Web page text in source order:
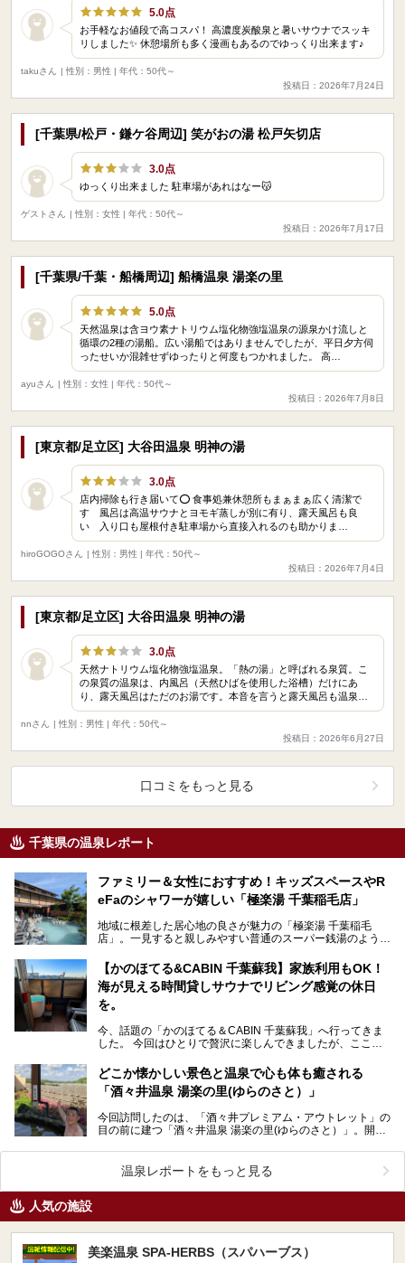
5.0点
お手軽なお値段で高コスパ！ 高濃度炭酸泉と暑いサウナでスッキ
リしました✨ 休憩場所も多く漫画もあるのでゆっくり出来ます♪
takuさん
| 性別：男性 | 年代：50代～
投稿日：2026年7月24日
[千葉県/松戸・鎌ケ谷周辺] 笑がおの湯 松戸矢切店
3.0点
ゆっくり出来ました 駐車場があれはなー😽
ゲストさん
| 性別：女性 | 年代：50代～
投稿日：2026年7月17日
[千葉県/千葉・船橋周辺] 船橋温泉 湯楽の里
5.0点
天然温泉は含ヨウ素ナトリウム塩化物強塩温泉の源泉かけ流しと
循環の2種の湯船。広い湯船ではありませんでしたが、平日夕方伺
ったせいか混雑せずゆったりと何度もつかれました。 高…
ayuさん
| 性別：女性 | 年代：50代～
投稿日：2026年7月8日
[東京都/足立区] 大谷田温泉 明神の湯
3.0点
店内掃除も行き届いて⭕️ 食事処兼休憩所もまぁまぁ広く清潔で
す 風呂は高温サウナとヨモギ蒸しが別に有り、露天風呂も良
い 入り口も屋根付き駐車場から直接入れるのも助かりま…
hiroGOGOさん
| 性別：男性 | 年代：50代～
投稿日：2026年7月4日
[東京都/足立区] 大谷田温泉 明神の湯
3.0点
天然ナトリウム塩化物強塩温泉。「熱の湯」と呼ばれる泉質。こ
の泉質の温泉は、内風呂（天然ひばを使用した浴槽）だけにあ
り、露天風呂はただのお湯です。本音を言うと露天風呂も温泉…
nnさん
| 性別：男性 | 年代：50代～
投稿日：2026年6月27日
口コミをもっと見る
千葉県の温泉レポート
ファミリー＆女性におすすめ！キッズスペースやR
eFaのシャワーが嬉しい「極楽湯 千葉稲毛店」
地域に根差した居心地の良さが魅力の「極楽湯 千葉稲毛
店」。一見すると親しみやすい普通のスーパー銭湯のようで
隠…
【かのほてる&CABIN 千葉蘇我】家族利用もOK！
海が見える時間貸しサウナでリビング感覚の休日
を。
今、話題の「かのほてる＆CABIN 千葉蘇我」へ行ってきま
した。 今回はひとりで贅沢に楽しんできましたが、ここは
どこか懐かしい景色と温泉で心も体も癒される
「酒々井温泉 湯楽の里(ゆらのさと）」
今回訪問したのは、「酒々井プレミアム・アウトレット」の
目の前に建つ「酒々井温泉 湯楽の里(ゆらのさと）」。開放
温泉レポートをもっと見る
人気の施設
美楽温泉 SPA-HERBS（スパハーブス）